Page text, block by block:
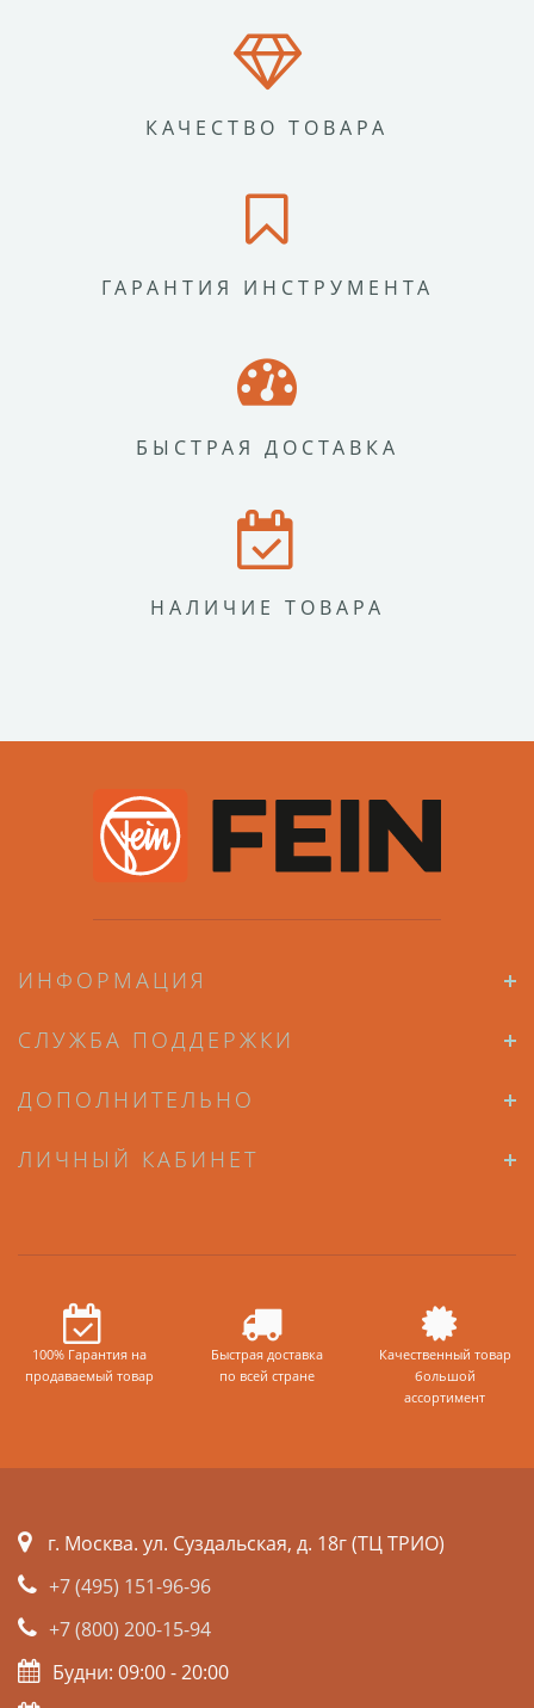
КАЧЕСТВО ТОВАРА
ГАРАНТИЯ ИНСТРУМЕНТА
БЫСТРАЯ ДОСТАВКА
НАЛИЧИЕ ТОВАРА
ИНФОРМАЦИЯ
СЛУЖБА ПОДДЕРЖКИ
ДОПОЛНИТЕЛЬНО
ЛИЧНЫЙ КАБИНЕТ
100% Гарантия на
продаваемый товар
Быстрая доставка
по всей стране
Качественный товар
большой
ассортимент
г. Москва. ул. Суздальская, д. 18г (ТЦ ТРИО)
+7 (495) 151-96-96
+7 (800) 200-15-94
Будни: 09:00 - 20:00